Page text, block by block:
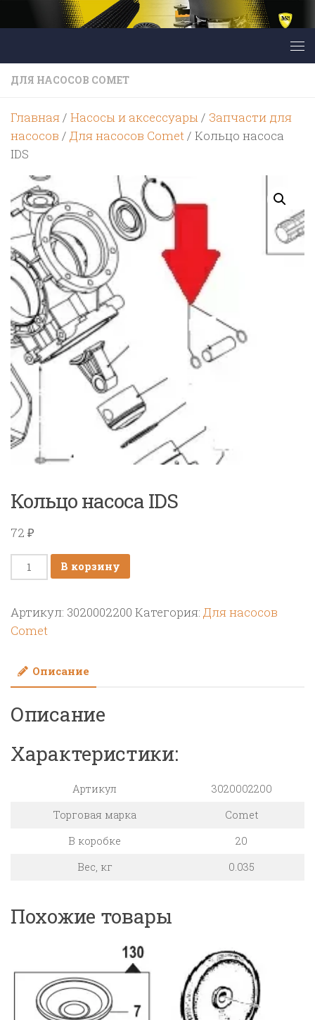
Перейти к содержимому
ДЛЯ НАСОСОВ COMET
Главная/ Насосы и аксессуары/ Запчасти для
насосов / Для насосов Comet/ Кольцо насоса
IDS
Кольцо насоса IDS
72 ₽
Количество
товара
насоса
IDS
В корзину
Артикул: 3020002200 Категория: Для насосов
Comet
Описание
Описание
Характеристики:
Артикул
3020002200
Торговая марка
Comet
В коробке
20
Вес, кг
0.035
Похожие товары